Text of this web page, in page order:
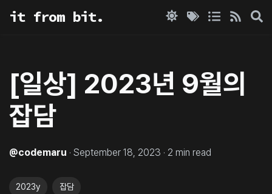
it from bit.
[일상] 2023년 9월의
잡담
@codemaru · September 18, 2023 · 2 min read
2023y 잡담